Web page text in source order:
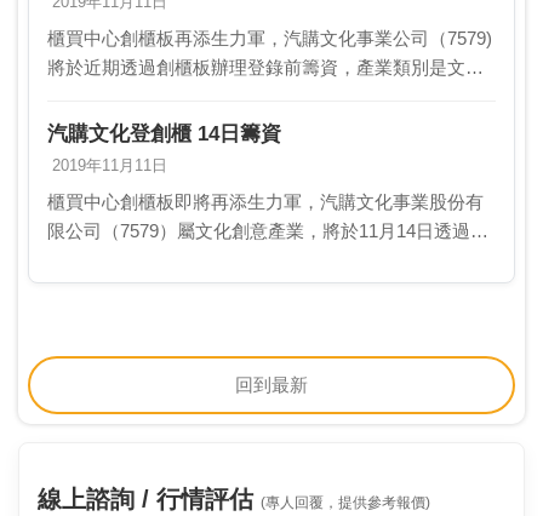
櫃買中心創櫃板再添生力軍，汽購文化事業公司（7579)
將於近期透過創櫃板辦理登錄前籌資，產業類別是文化
出版業務─《汽車購買指南》，秉持汽車專業雜誌走
向…
汽購文化登創櫃 14日籌資
2019年11月11日
櫃買中心創櫃板即將再添生力軍，汽購文化事業股份有
限公司（7579）屬文化創意產業，將於11月14日透過創
久的汽車雜誌出版業務「汽車購買指南」，每月提供…
回到最新
線上諮詢 / 行情評估 (專人回覆，提供參考報價)